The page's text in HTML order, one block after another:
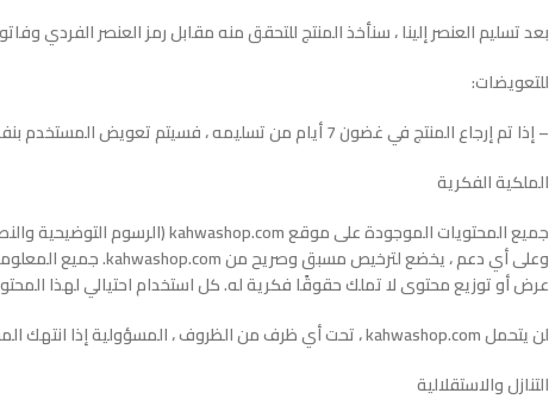
بعد تسليم العنصر إلينا ، سنأخذ المنتج للتحقق منه مقابل رمز العنصر الفردي
للتعويضات:
– إذا تم إرجاع المنتج في غضون 7 أيام من تسليمه ، فسيتم تعويض المستخدم بنفس طريقة الدفع التي تم استخدامها في البداية.
الملكية الفكرية
عرض أو توزيع محتوى لا تملك حقوقًا فكرية له. كل استخدام احتيالي لهذا
لن يتحمل kahwashop.com ، تحت أي ظرف من الظروف ، المسؤولية إذا انتهك المستخدم الحقوق التي يحتفظ بها طرف ثالث من خلال أنشطته على الموقع.
التنازل والاستقلالية